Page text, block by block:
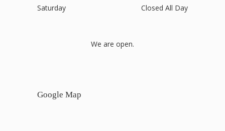
Saturday
Closed All Day
We are open.
Google Map